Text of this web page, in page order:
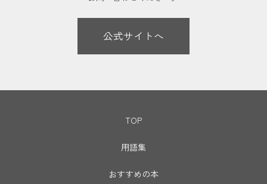
公式サイトへ
TOP
用語集
おすすめの本